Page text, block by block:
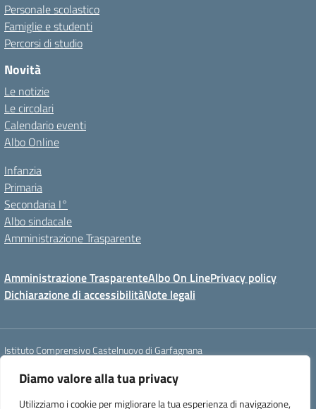
Diamo valore alla tua privacy
Utilizziamo i cookie per migliorare la tua esperienza di navigazione,
Personale scolastico
Famiglie e studenti
Percorsi di studio
Novità
Le notizie
Le circolari
Calendario eventi
Albo Online
Infanzia
Primaria
Secondaria I°
Albo sindacale
Amministrazione Trasparente
Amministrazione TrasparenteAlbo On LinePrivacy policy
Dichiarazione di accessibilitàNote legali
Istituto Comprensivo Castelnuovo di Garfagnana
tel. 058362342 - e-mail: luic827008@istruzione.it - PEC :